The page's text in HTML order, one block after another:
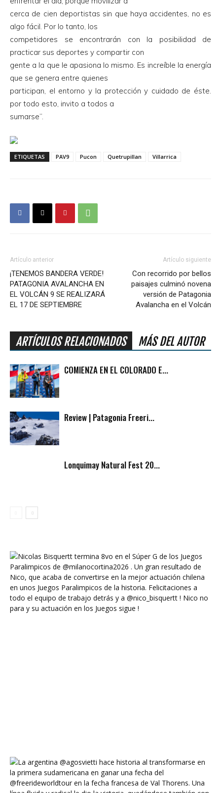
cerca de cien deportistas sin que haya accidentes, no es
algo fácil. Por lo tanto, los
competidores se encontrarán con la posibilidad de
practicar sus deportes y compartir con
gente a la que le apasiona lo mismo. Es increíble la energía
que se genera entre quienes
participan, el entorno y la protección y cuidado de éste.
por todo esto, invito a todos a
sumarse”.
ETIQUETAS PAV9 Pucon Quetrupillan Villarrica
Artículo anterior
¡TENEMOS BANDERA VERDE!
PATAGONIA AVALANCHA EN
EL VOLCÁN 9 SE REALIZARÁ
EL 17 DE SEPTIEMBRE
Artículo siguiente
Con recorrido por bellos
paisajes culminó novena
versión de Patagonia
Avalancha en el Volcán
ARTÍCULOS RELACIONADOS MÁS DEL AUTOR
COMIENZA EN EL COLORADO E...
Review | Patagonia Freeri...
Lonquimay Natural Fest 20...